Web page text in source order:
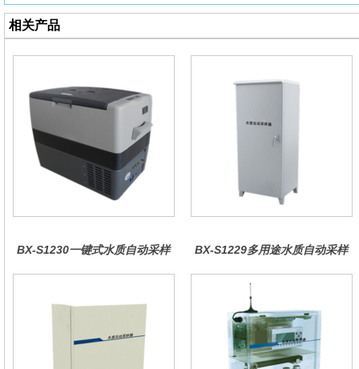
相关产品
BX-S1230一键式水质自动采样
BX-S1229多用途水质自动采样